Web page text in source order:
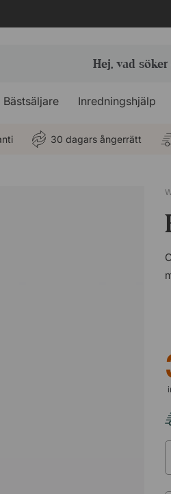
Bästsäljare Inredningshjälp
30 dagars ångerrätt